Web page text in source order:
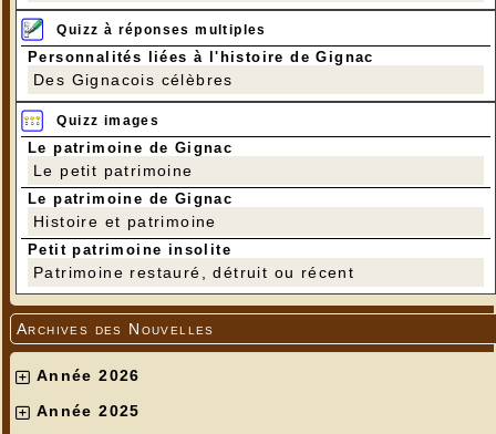
Quizz à réponses multiples
Personnalités liées à l'histoire de Gignac
Des Gignacois célèbres
Quizz images
Le patrimoine de Gignac
Le petit patrimoine
Le patrimoine de Gignac
Histoire et patrimoine
Petit patrimoine insolite
Patrimoine restauré, détruit ou récent
Archives des Nouvelles
Année 2026
Année 2025